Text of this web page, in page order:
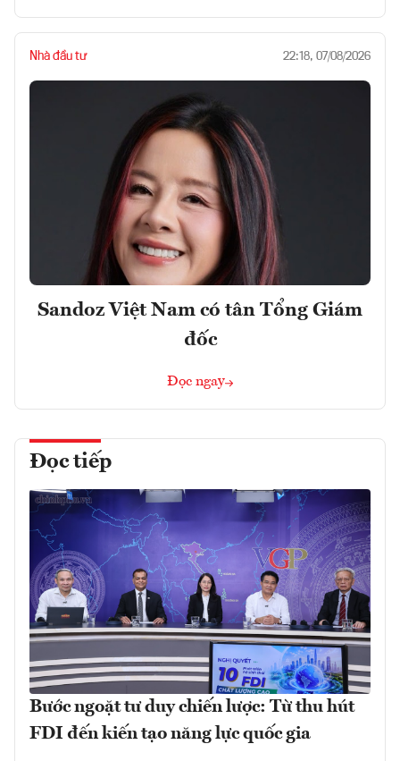
Nhà đầu tư 22:18, 07/08/2026
Sandoz Việt Nam có tân Tổng Giám
đốc
Đọc ngay
Đọc tiếp
Bước ngoặt tư duy chiến lược: Từ thu hút
FDI đến kiến tạo năng lực quốc gia